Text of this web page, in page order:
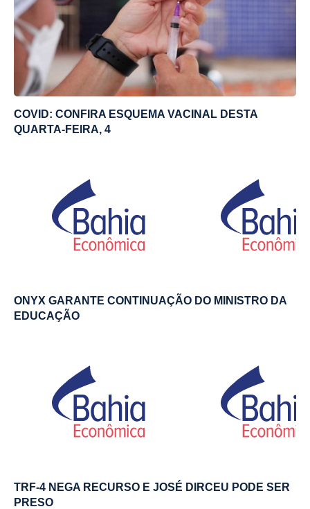
COVID: CONFIRA ESQUEMA VACINAL DESTA
QUARTA-FEIRA, 4
ONYX GARANTE CONTINUAÇÃO DO MINISTRO DA
EDUCAÇÃO
TRF-4 NEGA RECURSO E JOSÉ DIRCEU PODE SER
PRESO